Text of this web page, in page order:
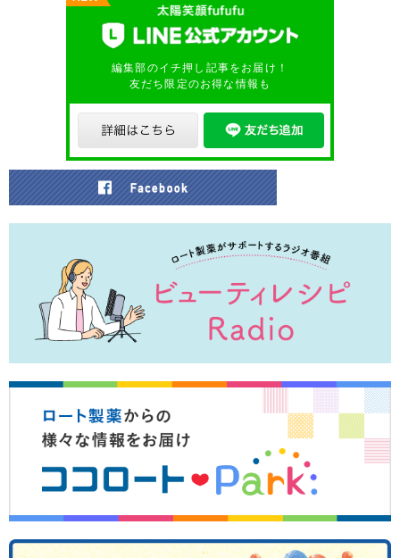
編集部のイチ押し記事をお届け！
友だち限定のお得な情報も